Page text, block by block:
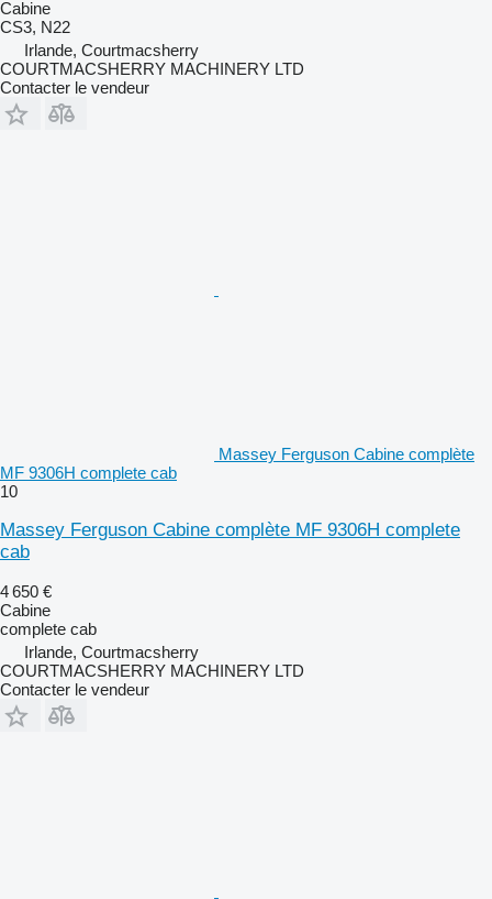
Cabine
CS3, N22
Irlande, Courtmacsherry
COURTMACSHERRY MACHINERY LTD
Contacter le vendeur
Massey Ferguson Cabine complète
MF 9306H complete cab
10
Massey Ferguson Cabine complète MF 9306H complete
cab
4 650 €
Cabine
complete cab
Irlande, Courtmacsherry
COURTMACSHERRY MACHINERY LTD
Contacter le vendeur